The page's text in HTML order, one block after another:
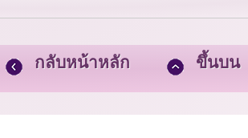
กลับหน้าหลัก ขึ้นบน